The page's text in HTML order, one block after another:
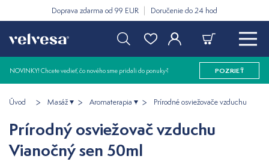
Doprava zdarma od 99 EUR Doručenie do 24 hod
NOVINKY! Chcete vedieť, čo nového sme pridali do ponuky? POZRIEŤ
Úvod Masáž Aromaterapia Prírodné osviežovače vzduchu
Prírodný osviežovač vzduchu
Vianočný sen 50ml